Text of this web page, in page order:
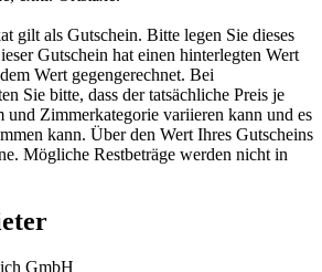
gilt als Gutschein. Bitte legen Sie dieses
Gutschein hat einen hinterlegten Wert
Wert gegengerechnet. Bei
Sie bitte, dass der tatsächliche Preis je
und Zimmerkategorie variieren kann und es
kann. Über den Wert Ihres Gutscheins
Mögliche Restbeträge werden nicht in